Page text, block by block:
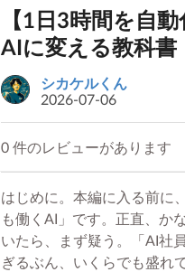
【1日3時間を自
AIに変える教科書
シカケルくん
2026-07-06
0 件のレビューがあります
はじめに。本編に入る前に
も働くAI」です。正直、か
いたら、まず疑う。「AI社
ぎるぶん、いくらでも盛れ